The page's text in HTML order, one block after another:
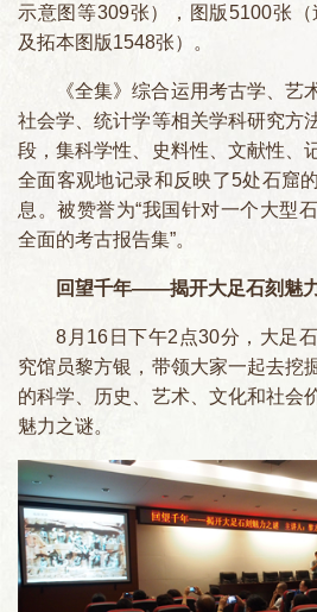
示意图等309张），图版5100张
及拓本图版1548张）。
《全集》综合运用考古学、艺
社会学、统计学等相关学科研究方
段，集科学性、史料性、文献性、
全面客观地记录和反映了5处石窟
息。被赞誉为“我国针对一个大型
全面的考古报告集”。
回望千年——揭开大足石刻魅
8月16日下午2点30分，大足
究馆员黎方银，带领大家一起去挖
的科学、历史、艺术、文化和社会
魅力之谜。